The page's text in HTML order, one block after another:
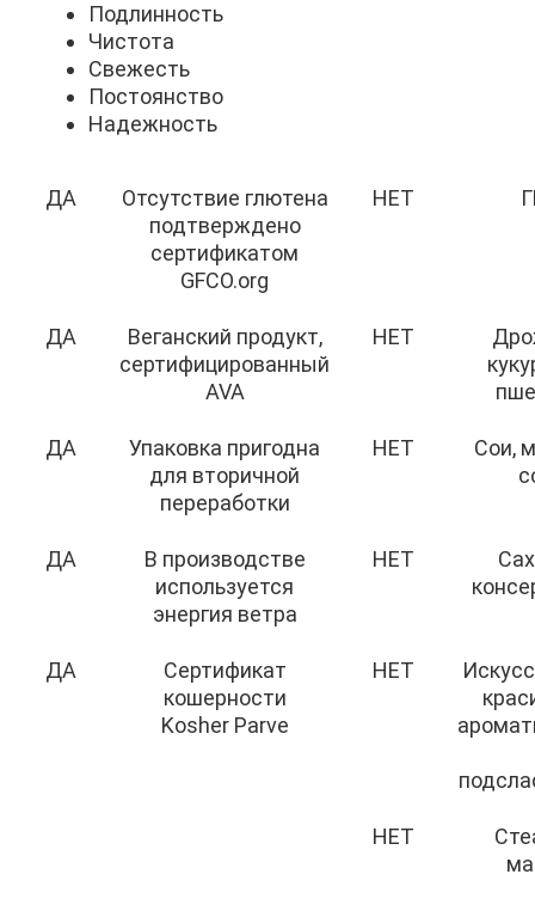
Подлинность
Чистота
Свежесть
Постоянство
Надежность
ДА
Отсутствие глютена
подтверждено
сертификатом
GFCO.org
НЕТ
ДА
Веганский продукт,
сертифицированный
AVA
НЕТ
ДА
Упаковка пригодна
для вторичной
переработки
НЕТ
Сои,
ДА
В производстве
используется
энергия ветра
НЕТ
ДА
Сертификат
кошерности
Kosher Parve
НЕТ
НЕТ